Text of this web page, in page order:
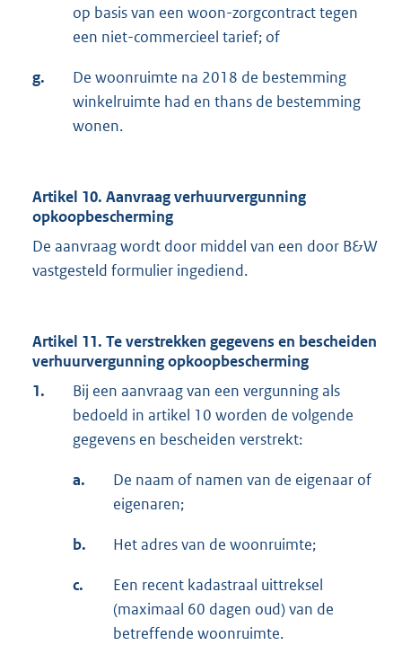
op basis van een woon-zorgcontract tegen
een niet-commercieel tarief; of
g.
De woonruimte na 2018 de bestemming
winkelruimte had en thans de bestemming
wonen.
Artikel 10. Aanvraag verhuurvergunning
opkoopbescherming
De aanvraag wordt door middel van een door B&W
vastgesteld formulier ingediend.
Artikel 11. Te verstrekken gegevens en bescheiden
verhuurvergunning opkoopbescherming
1.
Bij een aanvraag van een vergunning als
bedoeld in artikel 10 worden de volgende
gegevens en bescheiden verstrekt:
a.
De naam of namen van de eigenaar of
eigenaren;
b. Het adres van de woonruimte;
c.
Een recent kadastraal uittreksel
(maximaal 60 dagen oud) van de
betreffende woonruimte.